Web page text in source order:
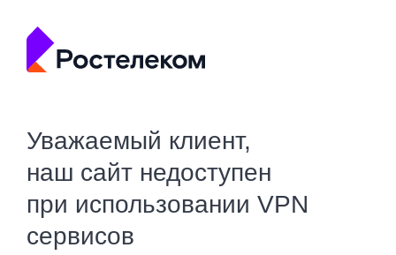
Уважаемый клиент,
наш сайт недоступен
при использовании VPN
сервисов